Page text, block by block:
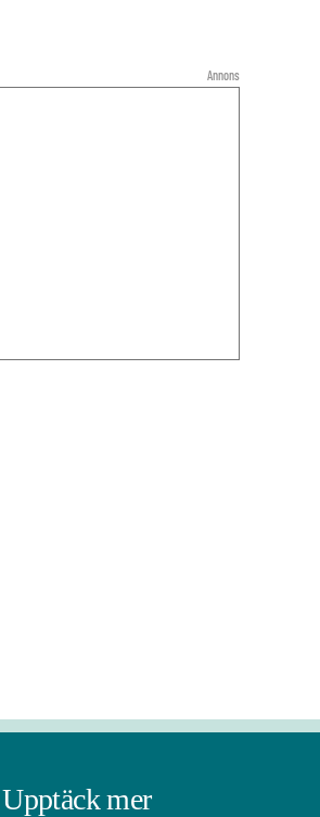
Upptäck mer
Annons